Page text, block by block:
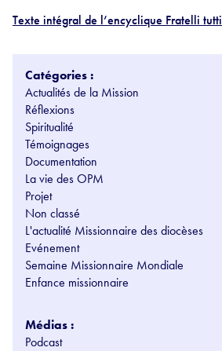
Texte intégral de l’encyclique Fratelli tutti
Catégories :
Actualités de la Mission
Réflexions
Spiritualité
Témoignages
Documentation
La vie des OPM
Projet
Non classé
L'actualité Missionnaire des diocèses
Evénement
Semaine Missionnaire Mondiale
Enfance missionnaire
Médias :
Podcast